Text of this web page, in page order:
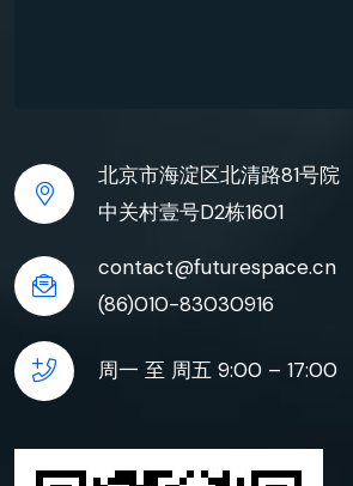
北京市海淀区北清路81号院
中关村壹号D2栋1601
contact@futurespace.cn
(86)010-83030916
周一 至 周五 9:00 – 17:00